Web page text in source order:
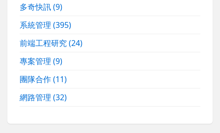
多奇快訊(9)
系統管理(395)
前端工程研究(24)
專案管理(9)
團隊合作(11)
網路管理(32)